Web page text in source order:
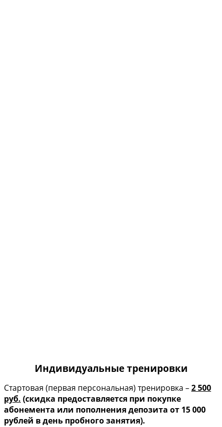
Индивидуальные тренировки
Стартовая (первая персональная) тренировка –2 500
руб. (скидка предоставляется при покупке
абонемента или пополнения депозита от 15 000
рублей в день пробного занятия).